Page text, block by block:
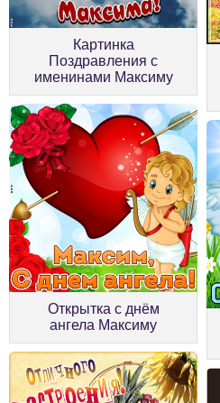
Картинка
Поздравления с
именинами Максиму
Открытка с днём
ангела Максиму